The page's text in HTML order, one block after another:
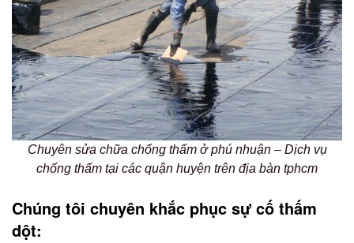
Chuyên sửa chữa chống thấm ở phú nhuận – Dịch vụ
chống thấm tại các quận huyện trên địa bàn tphcm
Chúng tôi chuyên khắc phục sự cố thấm
dột: